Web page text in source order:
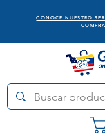
CONOCE NUESTRO